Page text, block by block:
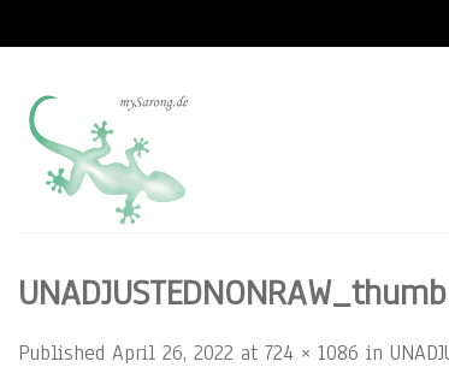
content
Published April 26, 2022 at 724 × 1086 in